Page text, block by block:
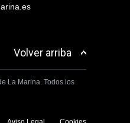
Volver arriba
La Marina. Todos los